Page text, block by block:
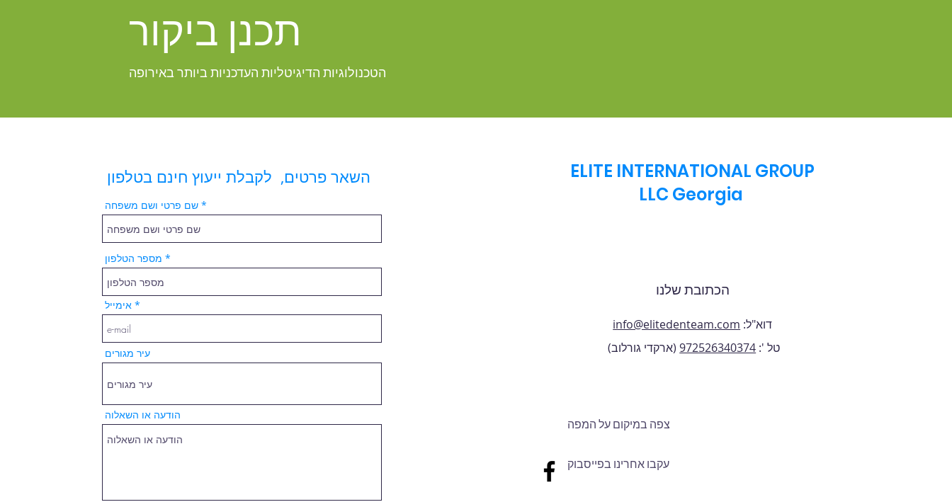
תכנן ביקור
הטכנולוגיות הדיגיטליות העדכניות ביותר באירופה
השאר פרטים, לקבלת ייעוץ חינם בטלפון
שם פרטי ושם משפחה
מספר הטלפון
אימייל
עיר מגורים
הודעה או השאלוה
ELITE INTERNATIONAL GROUP
LLC Georgia
הכתובת שלנו
דוא"ל: info@elitedenteam.com
טל ': 972526340374(ארקדי גורלוב)
צפה במיקום על המפה
עקבו אחרינו בפייסבוק